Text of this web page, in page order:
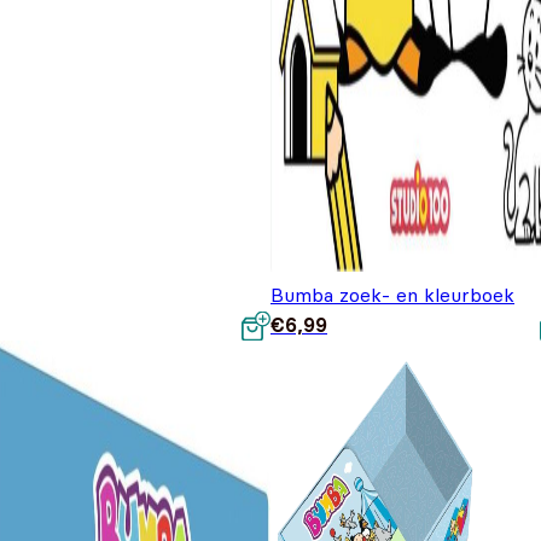
Bumba zoek- en kleurboek
€6,99